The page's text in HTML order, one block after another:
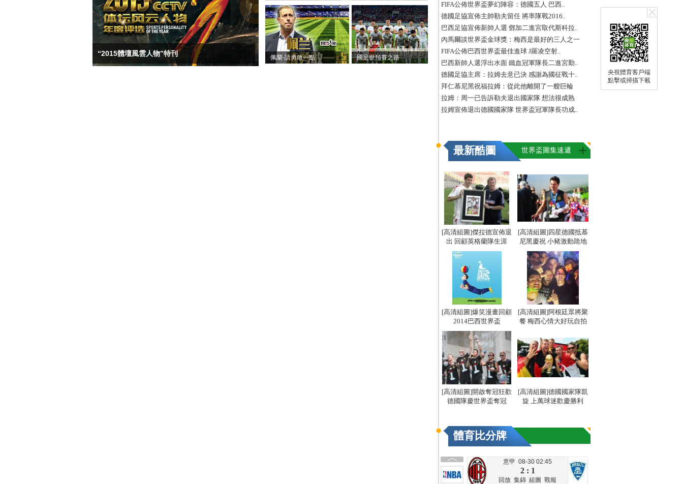
央視體育客戶端
點擊或掃描下載
“2015體壇風雲人物”特刊 佩蘭-請勇敢一點 國足世預賽之路
FIFA公佈世界盃夢幻陣容：德國五人 巴西..
德國足協宣佈主帥勒夫留任 將率隊戰2016..
巴西足協宣佈新帥人選 鄧加二進宮取代斯科拉..
內馬爾談世界盃金球獎：梅西是最好的三人之一
FIFA公佈巴西世界盃最佳進球 J羅凌空射..
巴西新帥人選浮出水面 鐵血冠軍隊長二進宮勤..
德國足協主席：拉姆去意已決 感謝為國征戰十..
拜仁慕尼黑祝福拉姆：從此他離開了一艘巨輪
拉姆：周一已告訴勒夫退出國家隊 想法很成熟
拉姆宣佈退出德國國家隊 世界盃冠軍隊長功成..
最新酷圖 世界盃圖集速遞
[高清組圖]傑拉德宣佈退
出 回顧英格蘭隊生涯
[高清組圖]四星德國抵慕
尼黑慶祝 小豬激動跪地
[高清組圖]爆笑漫畫回顧
2014巴西世界盃
[高清組圖]阿根廷眾將聚
餐 梅西心情大好玩自拍
[高清組圖]開啟奪冠狂歡
德國隊慶世界盃奪冠
[高清組圖]德國國家隊凱
旋 上萬球迷歡慶勝利
體育比分牌
意甲 08-30 02:45
2 : 1
回放 集錦 組圖 戰報